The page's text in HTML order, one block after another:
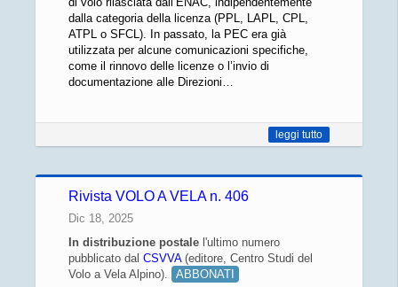
dalla categoria della licenza (PPL, LAPL, CPL,
ATPL o SFCL). In passato, la PEC era già
utilizzata per alcune comunicazioni specifiche,
come il rinnovo delle licenze o l’invio di
documentazione alle Direzioni…
leggi tutto
Rivista VOLO A VELA n. 406
Dic 18, 2025
In distribuzione postalel'ultimo numero
pubblicato dal CSVVA(editore, Centro Studi del
Volo a Vela Alpino).
ABBONATI